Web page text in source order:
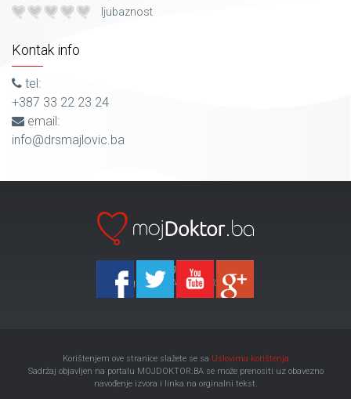
ljubaznost
Kontak info
tel:
+387 33 22 23 24
email:
info@drsmajlovic.ba
Ka-Agencija
Copyright 2026 All Right Reserved
Korištenjem ove stranice slažete se sa Uslovima korištenja
Sadržaj objavljen na portalu MOJDOKTOR.BA se može prenositi uz obavezno
navođenje izvora i linka na orginalni tekst.